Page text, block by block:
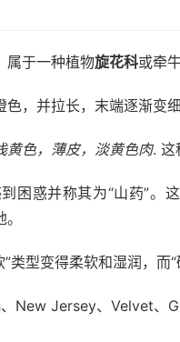
属于一种植物旋花科或牵
，并拉长，末端逐渐变细
黄色，薄皮，淡黄色肉. 这
困惑并称其为“山药”。
类型变得柔软和湿润，而“
New Jersey、Velvet、